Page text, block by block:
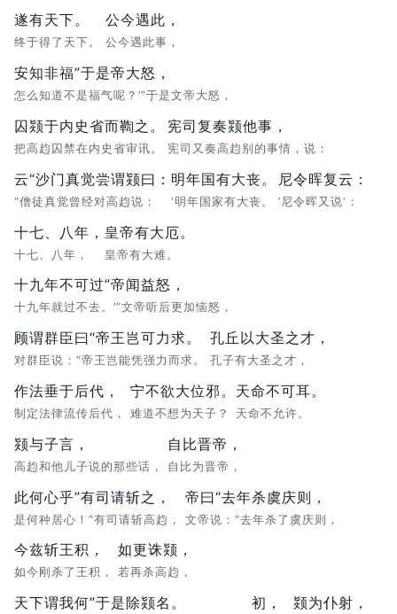
遂有天下。
终于得了天下。
公今遇此，
公今遇此事，
安知非福”于是帝大怒，
怎么知道不是福气呢？’”于是文帝大怒，
囚颎于内史省而鞫之。
把高赹囚禁在内史省审讯。
宪司复奏颎他事，
宪司又奏高赹别的事情，说：
云“沙门真觉尝谓颎曰：
“僧徒真觉曾经对高赹说：
明年国有大丧。
‘明年国家有大丧。
尼令晖复云：
’尼令晖又说‘：
十七、八年，
十七、八年，
皇帝有大厄。
皇帝有大难。
十九年不可过”帝闻益怒，
十九年就过不去。’”文帝听后更加恼怒，
顾谓群臣曰“帝王岂可力求。
对群臣说：“帝王岂能凭强力而求。
孔丘以大圣之才，
孔子有大圣之才，
作法垂于后代，
制定法律流传后代，
宁不欲大位邪。
难道不想为天子？
天命不可耳。
天命不允许。
颎与子言，
高赹和他儿子说的那些话，
自比晋帝，
自比为晋帝，
此何心乎”有司请斩之，
是何种居心！”有司请斩高赹，
帝曰“去年杀虞庆则，
文帝说：“去年杀了虞庆则，
今兹斩王积，
如今刚杀了王积，
如更诛颎，
若再杀高赹，
天下谓我何”于是除颎名。 初， 颎为仆射，